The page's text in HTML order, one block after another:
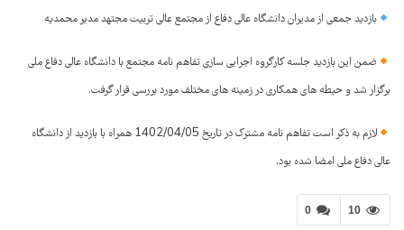
بازدید جمعی از مدیران دانشگاه عالی دفاع از مجتمع عالی تربیت مجتهد مدیر محمدیه
ضمن این بازدید جلسه کارگروه اجرایی سازی تفاهم نامه مجتمع با دانشگاه عالی دفاع ملی
برگزار شد و حیطه های همکاری در زمینه های مختلف مورد بررسی قرار گرفت.
لازم به ذکر است تفاهم نامه مشترک در تاریخ 1402/04/05 همراه با بازدید از دانشگاه
عالی دفاع ملی امضا شده بود.
0 10